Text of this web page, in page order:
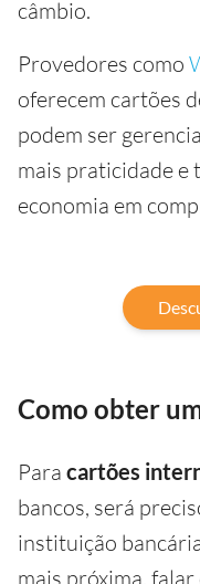
câmbio.
Provedores como
oferecem cartões
podem ser
mais praticidade e
economia em
Como obter
Para cartões
bancos, será
instituição
mais próxima,